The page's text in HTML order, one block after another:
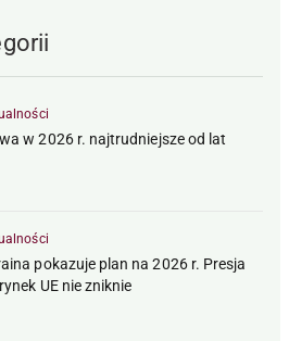
w 2026 r. najtrudniejsze od lat
pokazuje plan na 2026 r. Presja
UE nie zniknie